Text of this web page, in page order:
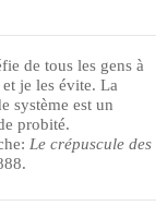
de tous les gens à
et je les évite. La
système est un
probité.
Le crépuscule des